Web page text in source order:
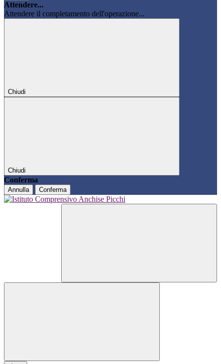
Attendere...
Attendere il completamento dell'operazione...
Chiudi
Chiudi
Conferma
Annulla Conferma